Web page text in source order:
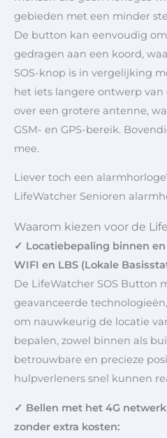
gebieden met een minder
De button kan eenvoudig
gedragen aan een koord,
SOS-knop is in vergelijking
het iets langere ontwerp
over een grotere antenne,
GSM- en GPS-bereik.
mee.
Liever toch een
LifeWatcher Senioren
Waarom kiezen voor de
✓ Locatiebepaling binnen en
WIFI en LBS (Lokale
De LifeWatcher SOS Button
geavanceerde technologieën,
om nauwkeurig de locatie
bepalen, zowel binnen als
betrouwbare en precieze
hulpverleners snel kunnen
✓ Bellen met het 4G
zonder extra kosten: